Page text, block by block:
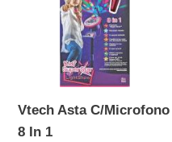
Vtech Asta C/Microfono
8 In 1